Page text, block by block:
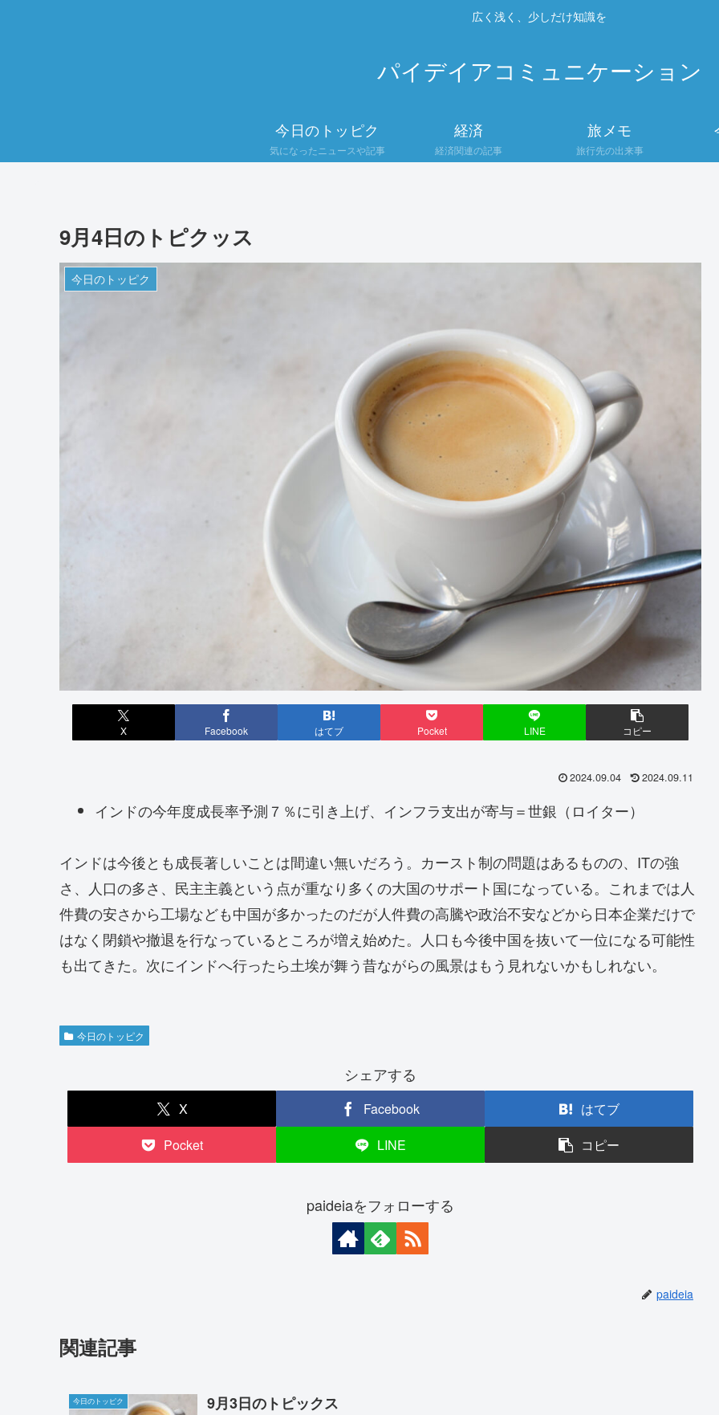
広く浅く、少しだけ知識を
パイデイアコミュニケーション
今日のトッピク
気になったニュースや記事
経済
経済関連の記事
旅メモ
旅行先の出来事
9月4日のトピクッス
今日のトッピク
X Facebook はてブ Pocket LINE コピー
2024.09.04 2024.09.11
インドの今年度成長率予測７％に引き上げ、インフラ支出が寄与＝世銀（ロイター）
インドは今後とも成長著しいことは間違い無いだろう。カースト制の問題はあるものの、ITの強
さ、人口の多さ、民主主義という点が重なり多くの大国のサポート国になっている。これまでは人
件費の安さから工場なども中国が多かったのだが人件費の高騰や政治不安などから日本企業だけで
はなく閉鎖や撤退を行なっているところが増え始めた。人口も今後中国を抜いて一位になる可能性
も出てきた。次にインドへ行ったら土埃が舞う昔ながらの風景はもう見れないかもしれない。
今日のトッピク
シェアする
X Facebook
はてブ
Pocket
LINE コピー
paideiaをフォローする
paideia
関連記事
今日のトッピク 9月3日のトピックス